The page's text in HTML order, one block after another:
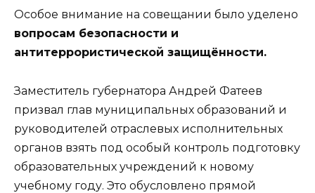
Особое внимание на совещании было уделено
вопросам безопасности и
антитеррористической защищённости.
Заместитель губернатора Андрей Фатеев
призвал глав муниципальных образований и
руководителей отраслевых исполнительных
органов взять под особый контроль подготовку
образовательных учреждений к новому
учебному году. Это обусловлено прямой